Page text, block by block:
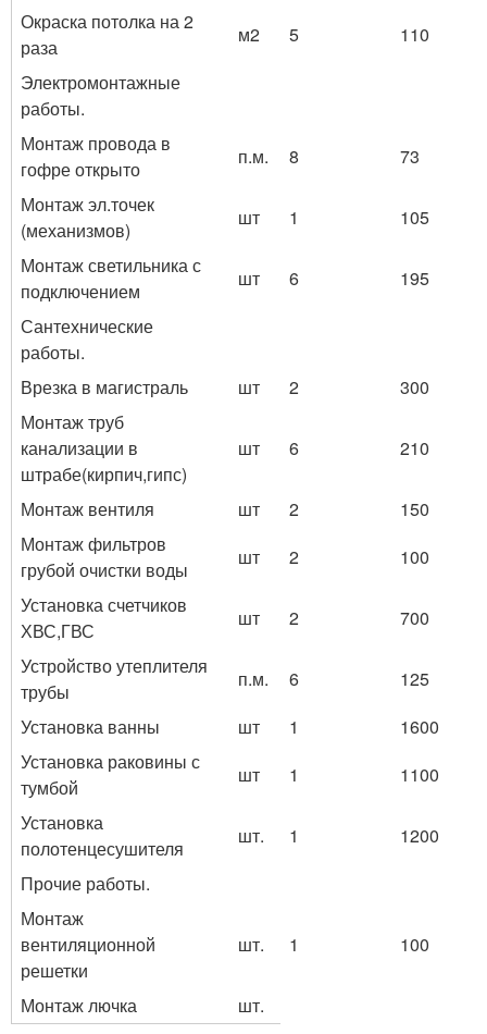
Окраска потолка на 2
раза
м2 5
110
Электромонтажные
работы.
Монтаж провода в
гофре открыто
п.м. 8
73
Монтаж эл.точек
(механизмов)
шт 1
105
Монтаж светильника с
подключением
шт 6
195
Сантехнические
работы.
Врезка в магистраль
шт 2
300
Монтаж труб
канализации в
штрабе(кирпич,гипс)
шт 6 210
Монтаж вентиля шт 2
150
Монтаж фильтров
грубой очистки воды
шт 2
100
Установка счетчиков
ХВС,ГВС
шт 2
700
Устройство утеплителя
трубы
п.м. 6
125
Установка ванны
шт 1
1600
Установка раковины с
тумбой
шт 1
1100
Установка
полотенцесушителя
шт. 1
1200
Прочие работы.
Монтаж
вентиляционной
решетки
шт. 1 100
Монтаж лючка шт.